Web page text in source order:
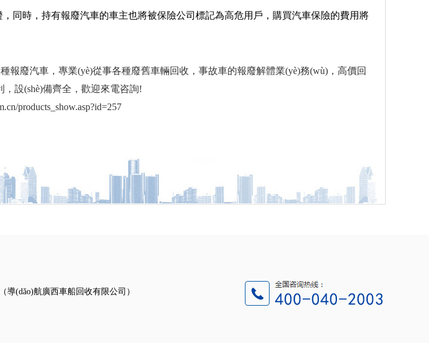
同時，持有報廢汽車的車主也將被保險公司標記為高危用戶，購買汽車保險的費用將
報廢汽車，專業(yè)從事各種廢舊車輛回收，事故車的報廢解體業(yè)務(wù)，高價回
設(shè)備齊全，歡迎來電咨詢!
products_show.asp?id=257
導(dǎo)航廣西車船回收有限公司）